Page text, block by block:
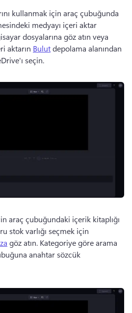
kullanmak için araç çubuğunda
medyayı içeri aktar
dosyalarına göz atın veya
aktarın Bulut depolama alanından
seçin.
araç çubuğundaki içerik kitaplığı
stok varlığı seçmek için
göz atın. Kategoriye göre arama
anahtar sözcük